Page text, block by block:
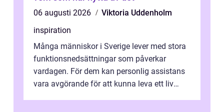
06 augusti 2026
Viktoria Uddenholm
inspiration
Många människor i Sverige lever med stora
funktionsnedsättningar som påverkar
vardagen. För dem kan personlig assistans
vara avgörande för att kunna leva ett liv